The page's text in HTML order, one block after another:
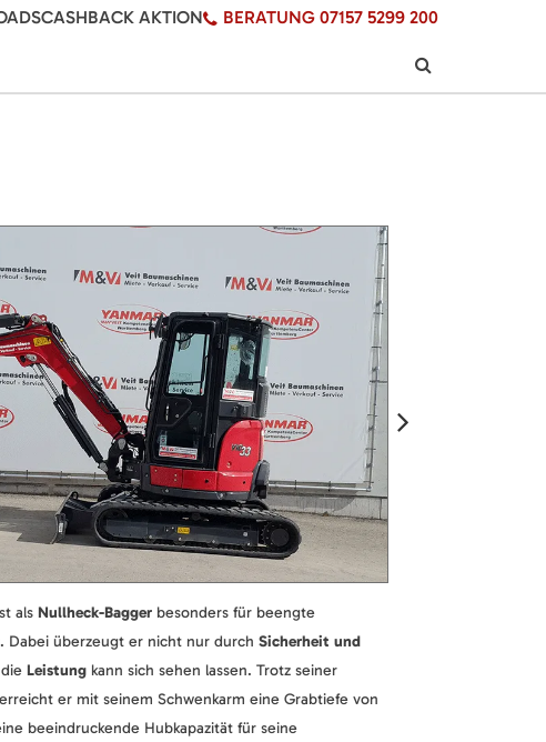
CASHBACK AKTION BERATUNG 07157 5299 200
als Nullheck-Bagger besonders für beengte
Dabei überzeugt er nicht nur durch Sicherheit und
Leistung kann sich sehen lassen. Trotz seiner
er mit seinem Schwenkarm eine Grabtiefe von
beeindruckende Hubkapazität für seine